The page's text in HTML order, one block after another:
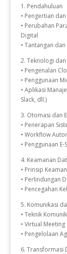
1. Pendahuluan
• Pengertian
• Perubahan
Digital
• Tantangan
2. Teknologi
• Pengenalan
• Penggunaan
• Aplikasi
Slack, dll.)
3. Otomasi dan
• Penerapan
• Workflow
• Penggunaan
4. Keamanan
• Prinsip
• Perlindungan
• Pencegahan
5. Komunikasi
• Teknik
• Virtual
• Pengelolaan
6. Transformasi